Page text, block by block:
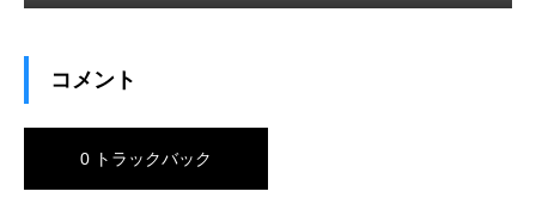
コメント
0 トラックバック